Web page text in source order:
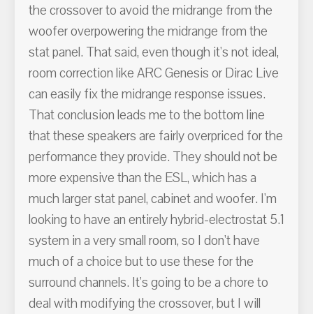
the crossover to avoid the midrange from the
woofer overpowering the midrange from the
stat panel. That said, even though it's not ideal,
room correction like ARC Genesis or Dirac Live
can easily fix the midrange response issues.
That conclusion leads me to the bottom line
that these speakers are fairly overpriced for the
performance they provide. They should not be
more expensive than the ESL, which has a
much larger stat panel, cabinet and woofer. I'm
looking to have an entirely hybrid-electrostat 5.1
system in a very small room, so I don't have
much of a choice but to use these for the
surround channels. It's going to be a chore to
deal with modifying the crossover, but I will